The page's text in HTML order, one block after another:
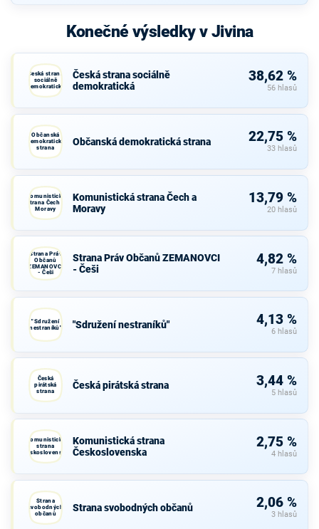
Konečné výsledky v Jivina
Česká strana
sociálně
demokratická
Česká strana sociálně
demokratická
38,62 %
56 hlasů
Občanská
demokratická
strana
Občanská demokratická strana 22,75 %
33 hlasů
Komunistická
strana Čech a
Moravy
Komunistická strana Čech a
Moravy
13,79 %
20 hlasů
Strana Práv
Občanů
ZEMANOVCI
- Češi
Strana Práv Občanů ZEMANOVCI
- Češi
4,82 %
7 hlasů
"Sdružení
nestraníků"
"Sdružení nestraníků" 4,13 %
6 hlasů
Česká
pirátská
strana
Česká pirátská strana 3,44 %
5 hlasů
Komunistická
strana
Československa
Komunistická strana
Československa
2,75 %
4 hlasů
Strana
svobodných
občanů
Strana svobodných občanů 2,06 %
3 hlasů